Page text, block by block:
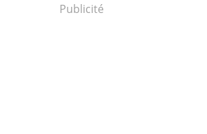
Publicité